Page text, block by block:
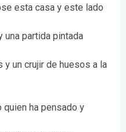
esta casa y este lado
una partida pintada
y un crujir de huesos a la
quien ha pensado y